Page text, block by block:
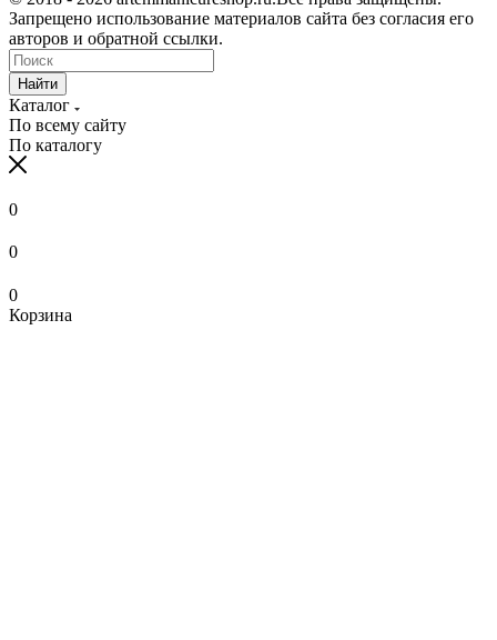
Запрещено использование материалов сайта без согласия его
авторов и обратной ссылки.
Найти
Каталог
По всему сайту
По каталогу
0
0
0
Корзина